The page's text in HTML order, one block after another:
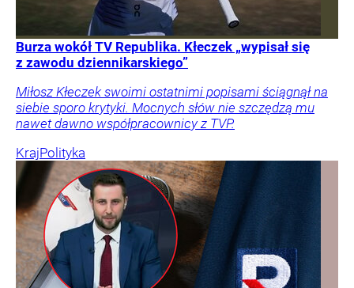
Burza wokół TV Republika. Kłeczek „wypisał się
z zawodu dziennikarskiego”
Miłosz Kłeczek swoimi ostatnimi popisami ściągnął na
siebie sporo krytyki. Mocnych słów nie szczędzą mu
nawet dawno współpracownicy z TVP.
KrajPolityka